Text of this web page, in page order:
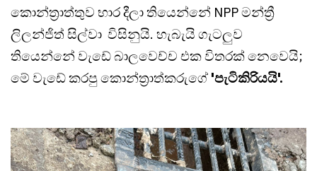
කොන්ත්‍රාත්තුව භාර දීලා තියෙන්නේ NPP මන්ත්‍රී
ලිලන්ජිත් සිල්වා විසිනුයි. හැබැයි ගැටලුව
තියෙන්නේ වැඩේ බාලවෙච්ච එක විතරක් නෙවෙයි;
මේ වැඩේ කරපු කොන්ත්‍රාත්කරුගේ 'පැටිකිරියයි'.